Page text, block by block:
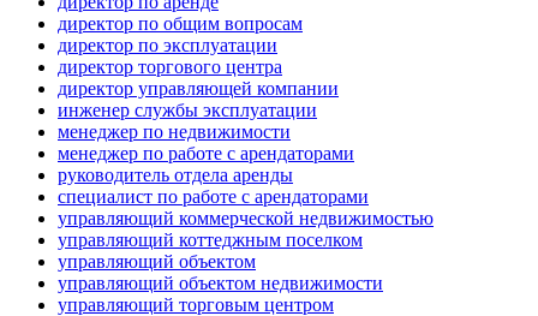
директор по общим вопросам
директор по эксплуатации
директор торгового центра
директор управляющей компании
инженер службы эксплуатации
менеджер по недвижимости
менеджер по работе с арендаторами
руководитель отдела аренды
специалист по работе с арендаторами
управляющий коммерческой недвижимостью
управляющий коттеджным поселком
управляющий объектом
управляющий объектом недвижимости
управляющий торговым центром